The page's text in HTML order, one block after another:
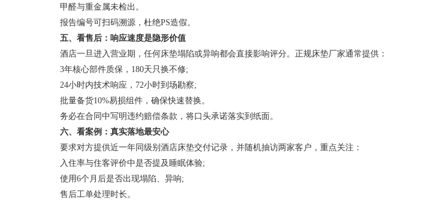
甲醛与重金属未检出。
报告编号可扫码溯源，杜绝PS造假。
五、看售后：响应速度是隐形价值
酒店一旦进入营业期，任何床垫塌陷或异响都会直接影响评分。正规床垫厂家通常提供：
3年核心部件质保，180天只换不修;
24小时内技术响应，72小时到场勘察;
批量备货10%易损组件，确保快速替换。
务必在合同中写明违约赔偿条款，将口头承诺落实到纸面。
六、看案例：真实落地最安心
要求对方提供近一年同级别酒店床垫交付记录，并随机抽访两家客户，重点关注：
入住率与住客评价中是否提及睡眠体验;
使用6个月后是否出现塌陷、异响;
售后工单处理时长。